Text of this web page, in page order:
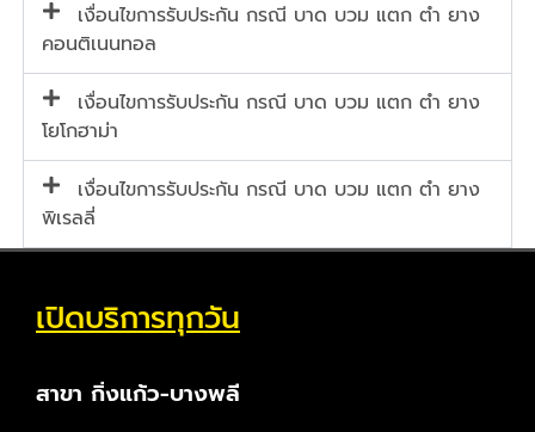
เงื่อนไขการรับประกัน กรณี บาด บวม แตก ตำ ยาง
คอนติเนนทอล
เงื่อนไขการรับประกัน กรณี บาด บวม แตก ตำ ยาง
โยโกฮาม่า
เงื่อนไขการรับประกัน กรณี บาด บวม แตก ตำ ยาง
พิเรลลี่
เปิดบริการทุกวัน
สาขา กิ่งแก้ว-บางพลี